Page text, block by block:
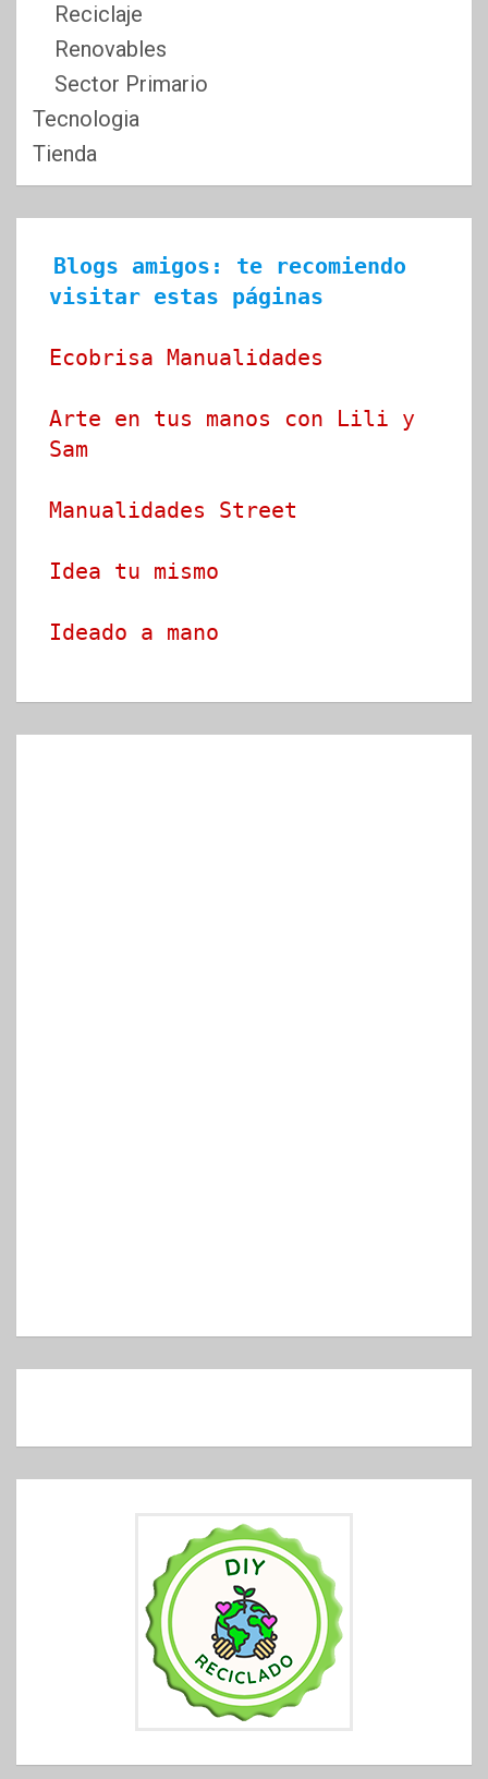
Reciclaje
Renovables
Sector Primario
Tecnologia
Tienda
Blogs amigos: te recomiendo
visitar estas páginas
Ecobrisa Manualidades
Arte en tus manos con Lili y
Sam
Manualidades Street
Idea tu mismo
Ideado a mano